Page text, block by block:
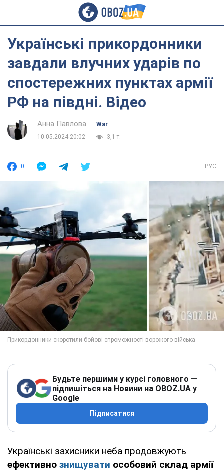
Українські прикордонники
завдали влучних ударів по
спостережних пунктах армії
РФ на півдні. Відео
Анна Павлова
War
10.05.2024 20:02
3,1 т.
0 РУС
Будьте першими у курсі головного —
підпишіться на Новини на OBOZ.UA у
Google
Підписатися
Українські захисники неба продовжують
ефективно знищувати особовий склад армії